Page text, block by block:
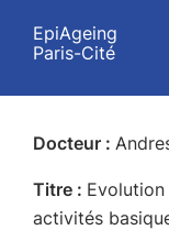
EpiAgeing
Paris-Cité
Docteur :
Titre :
activités